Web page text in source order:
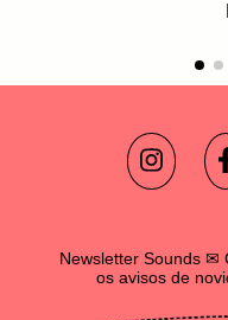
Newsletter Sounds ✉
os avisos de